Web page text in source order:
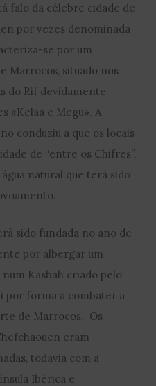
falo da célebre cidade de
por vezes denominada
se por um
Marrocos, situado nos
do Rif devidamente
«Kelaa e Megu». A
conduziu a que os locais
de “entre os Chifres”,
natural que terá sido
sido fundada no ano de
por albergar um
Kasbah criado pelo
por forma a combater a
de Marrocos. Os
eram
todavia com a
Ibérica e